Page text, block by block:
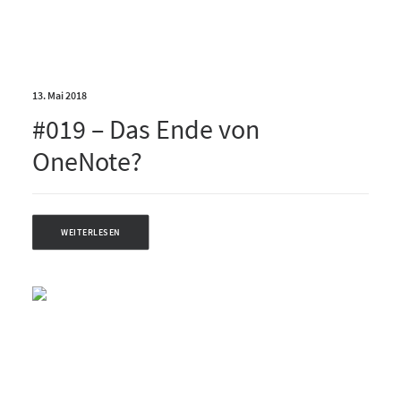
13. Mai 2018
#019 – Das Ende von
OneNote?
WEITERLESEN